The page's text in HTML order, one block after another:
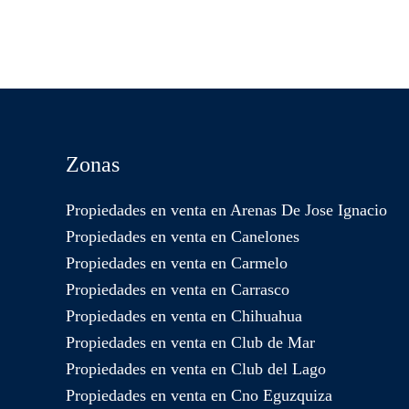
Zonas
Propiedades en venta en Arenas De Jose Ignacio
Propiedades en venta en Canelones
Propiedades en venta en Carmelo
Propiedades en venta en Carrasco
Propiedades en venta en Chihuahua
Propiedades en venta en Club de Mar
Propiedades en venta en Club del Lago
Propiedades en venta en Cno Eguzquiza